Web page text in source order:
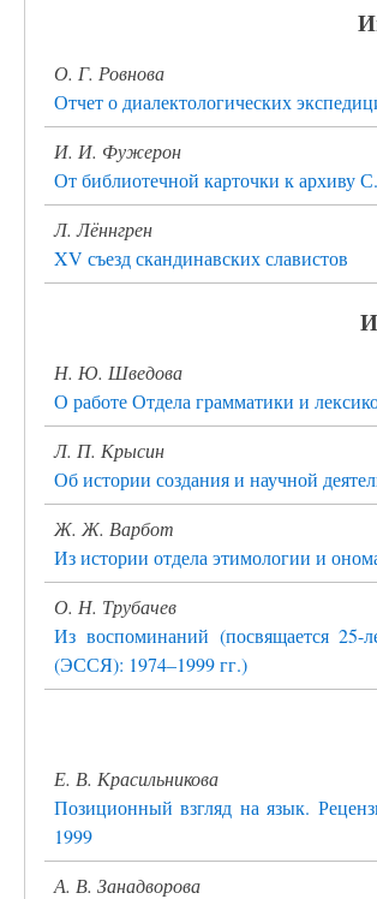
О. Г. Ровнова
Отчет о диалектологических
И. И. Фужерон
От библиотечной карточки к архиву
Л. Лённгрен
XV съезд скандинавских славистов
Н. Ю. Шведова
О работе Отдела грамматики и
Л. П. Крысин
Об истории создания и научной
Ж. Ж. Варбот
Из истории отдела этимологии и
О. Н. Трубачев
Из воспоминаний (посвящается 25-
(ЭССЯ): 1974–1999 гг.)
Е. В. Красильникова
Позиционный взгляд на язык.
1999
А. В. Занадворова